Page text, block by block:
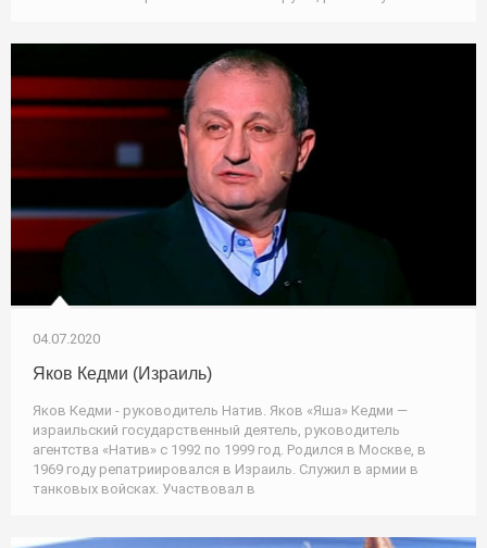
04.07.2020
Яков Кедми (Израиль)
Яков Кедми - руководитель Натив. Яков «Яша» Кедми —
израильский государственный деятель, руководитель
агентства «Натив» с 1992 по 1999 год. Родился в Москве, в
1969 году репатриировался в Израиль. Служил в армии в
танковых войсках. Участвовал в